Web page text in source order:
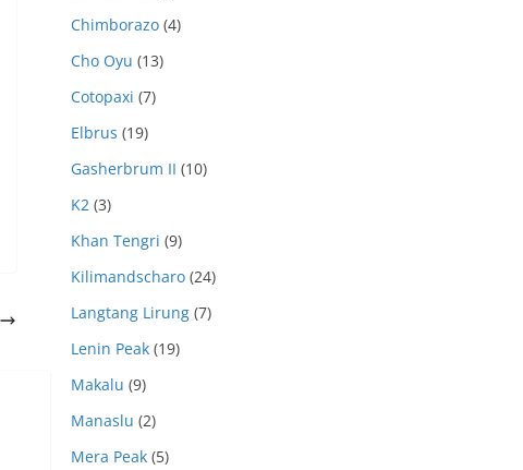
Chimborazo (4)
Cho Oyu (13)
Cotopaxi (7)
Elbrus (19)
Gasherbrum II (10)
K2 (3)
Khan Tengri (9)
Kilimandscharo (24)
Langtang Lirung (7)
Lenin Peak (19)
Makalu (9)
Manaslu (2)
Mera Peak (5)